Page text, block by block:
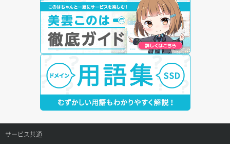
サービス共通